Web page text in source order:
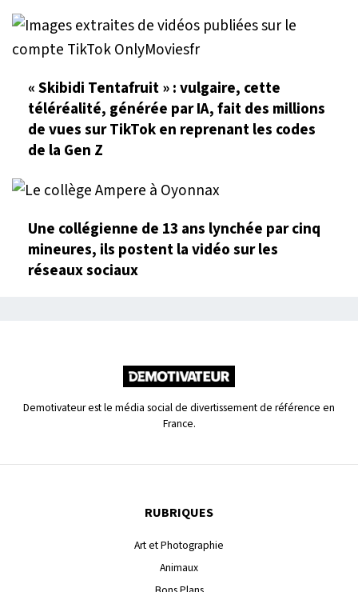
« Skibidi Tentafruit » : vulgaire, cette
téléréalité, générée par IA, fait des millions
de vues sur TikTok en reprenant les codes
de la Gen Z
Une collégienne de 13 ans lynchée par cinq
mineures, ils postent la vidéo sur les
réseaux sociaux
Demotivateur est le média social de divertissement de référence en
France.
RUBRIQUES
Art et Photographie
Animaux